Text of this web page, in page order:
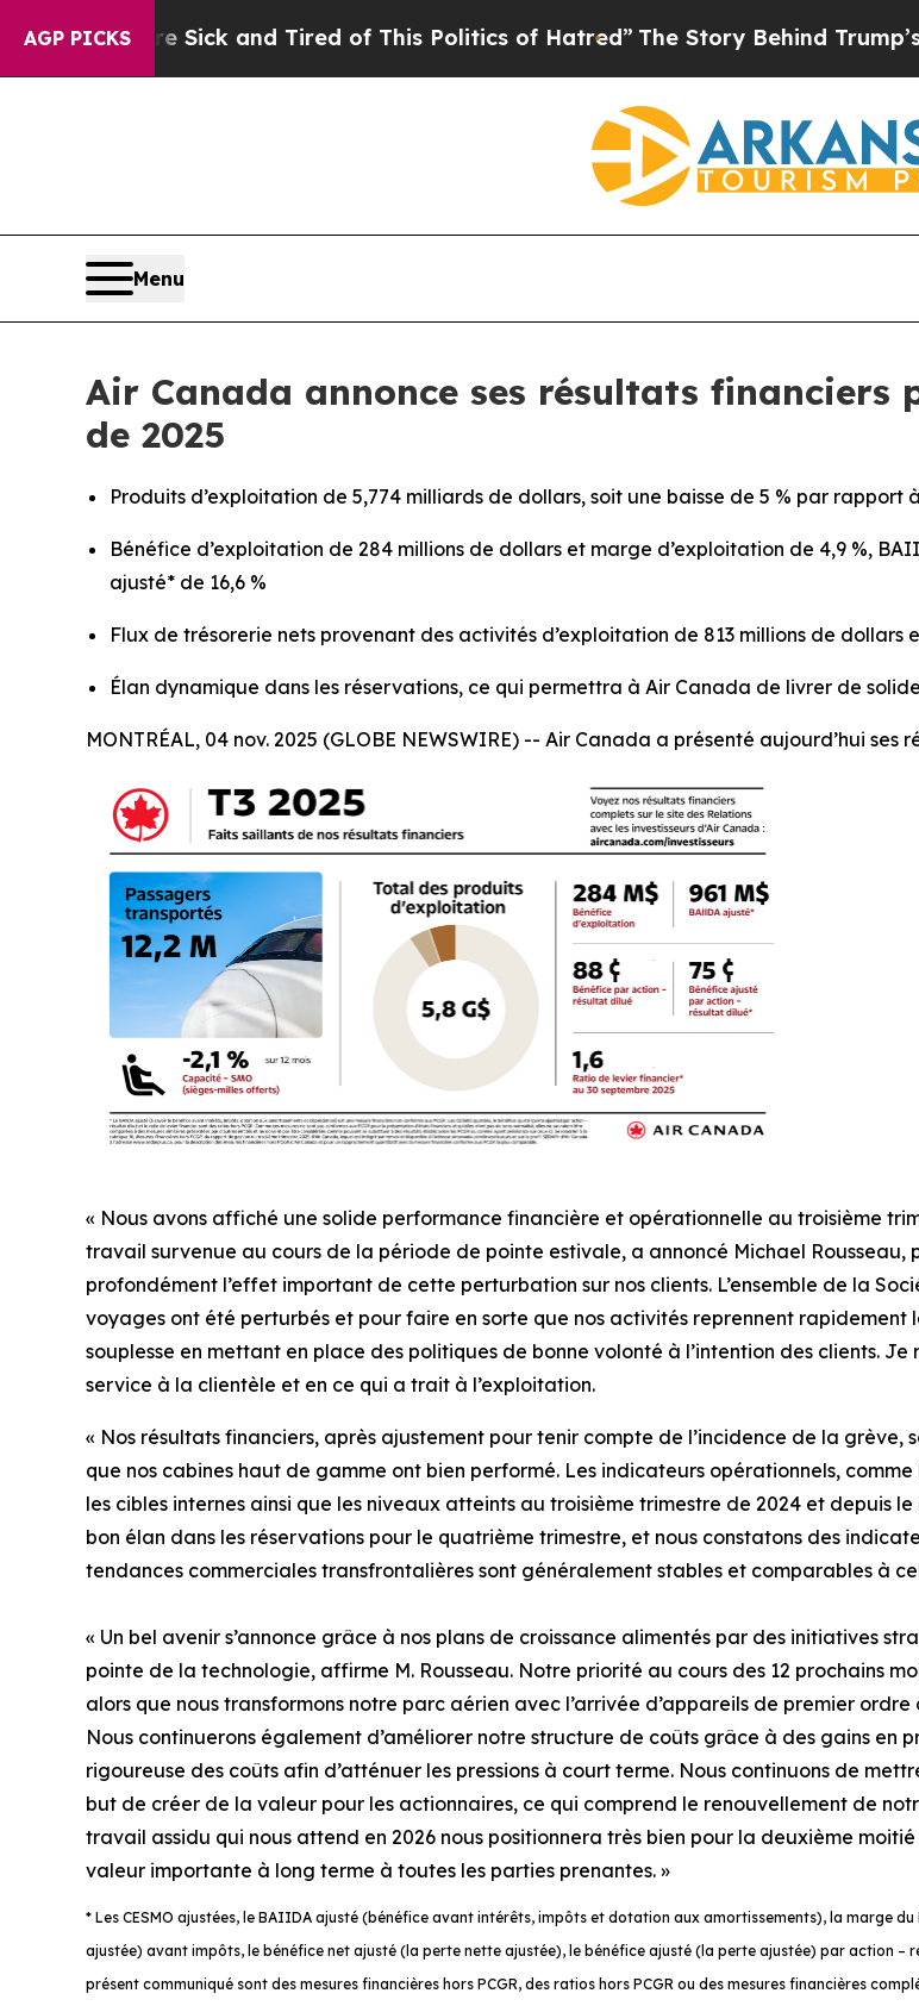
AGP PICKS
Sick and Tired of This Politics of Hatred”The Story Behind Trump’s Terrible
Menu
Air Canada annonce ses résultats
de 2025
Produits d’exploitation de 5,774 milliards de dollars, soit une baisse de 5 % par rapport
Bénéfice d’exploitation de 284 millions de dollars et marge d’exploitation de 4,9 %,
ajusté* de 16,6 %
Flux de trésorerie nets provenant des activités d’exploitation de 813 millions de
Élan dynamique dans les réservations, ce qui permettra à Air Canada de livrer de
MONTRÉAL, 04 nov. 2025 (GLOBE NEWSWIRE) -- Air Canada a présenté aujourd’hui
« Nous avons affiché une solide performance financière et opérationnelle au troisième
travail survenue au cours de la période de pointe estivale, a annoncé Michael
profondément l’effet important de cette perturbation sur nos clients. L’ensemble de la
voyages ont été perturbés et pour faire en sorte que nos activités reprennent
souplesse en mettant en place des politiques de bonne volonté à l’intention des clients.
service à la clientèle et en ce qui a trait à l’exploitation.
« Nos résultats financiers, après ajustement pour tenir compte de l’incidence de la
que nos cabines haut de gamme ont bien performé. Les indicateurs opérationnels,
les cibles internes ainsi que les niveaux atteints au troisième trimestre de 2024 et depuis
bon élan dans les réservations pour le quatrième trimestre, et nous constatons des
tendances commerciales transfrontalières sont généralement stables et comparables à
« Un bel avenir s’annonce grâce à nos plans de croissance alimentés par des initiatives
pointe de la technologie, affirme M. Rousseau. Notre priorité au cours des 12 prochains
alors que nous transformons notre parc aérien avec l’arrivée d’appareils de premier
Nous continuerons également d’améliorer notre structure de coûts grâce à des gains
rigoureuse des coûts afin d’atténuer les pressions à court terme. Nous continuons de
but de créer de la valeur pour les actionnaires, ce qui comprend le renouvellement de
travail assidu qui nous attend en 2026 nous positionnera très bien pour la deuxième
valeur importante à long terme à toutes les parties prenantes. »
* Les CESMO ajustées, le BAIIDA ajusté (bénéfice avant intérêts, impôts et dotation aux amortissements), la marge
ajustée) avant impôts, le bénéfice net ajusté (la perte nette ajustée), le bénéfice ajusté (la perte ajustée) par action
présent communiqué sont des mesures financières hors PCGR, des ratios hors PCGR ou des mesures financières